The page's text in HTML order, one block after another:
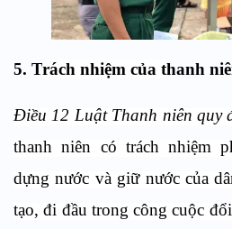
5. Trách nhiệm của thanh
Điều 12 Luật Thanh niên quy
thanh niên có trách nhiệm
dựng nước và giữ nước của
tạo, đi đầu trong công cuộc